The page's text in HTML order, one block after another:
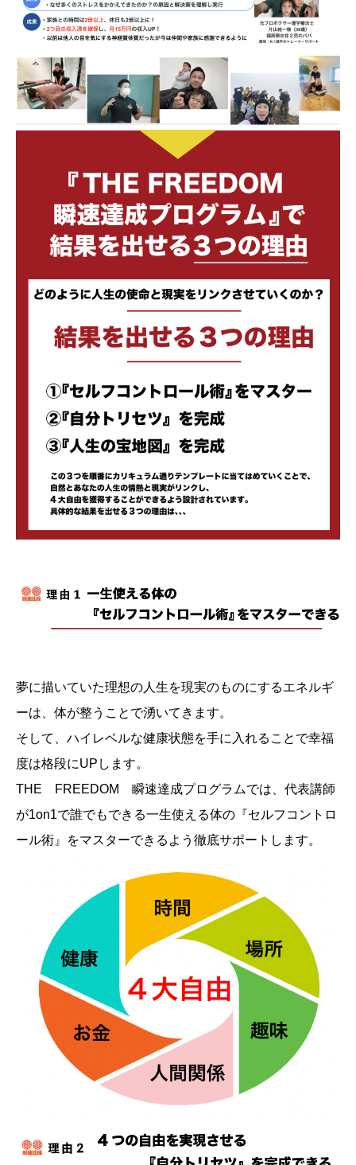
夢に描いていた理想の人生を現実のものにするエネルギ
ーは、体が整うことで湧いてきます。
そして、ハイレベルな健康状態を手に入れることで幸福
度は格段にUPします。
THE FREEDOM 瞬速達成プログラムでは、代表講師
が1on1で誰でもできる一生使える体の『セルフコントロ
ール術』をマスターできるよう徹底サポートします。